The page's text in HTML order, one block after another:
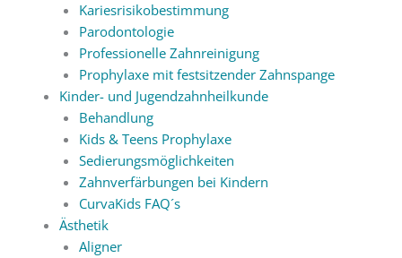
Kariesrisikobestimmung
Parodontologie
Professionelle Zahnreinigung
Prophylaxe mit festsitzender Zahnspange
Kinder- und Jugendzahnheilkunde
Behandlung
Kids & Teens Prophylaxe
Sedierungsmöglichkeiten
Zahnverfärbungen bei Kindern
CurvaKids FAQ´s
Ästhetik
Aligner